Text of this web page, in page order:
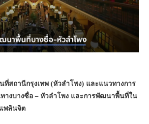
สถานีกรุงเทพ (หัวลำโพง) และแนวทางการ
างบางซื่อ – หัวลำโพง และการพัฒนาพื้นที่ใน
พลินจิต